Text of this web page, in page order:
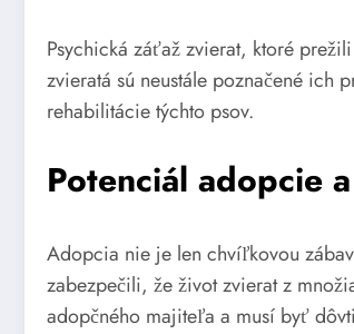
Psychická záťaž zvierat, ktoré
zvieratá sú neustále poznačené ich
rehabilitácie týchto psov.
Potenciál adopcie
Adopcia nie je len chvíľkovou
zabezpečili, že život zvierat z
adopčného majiteľa a musí byť